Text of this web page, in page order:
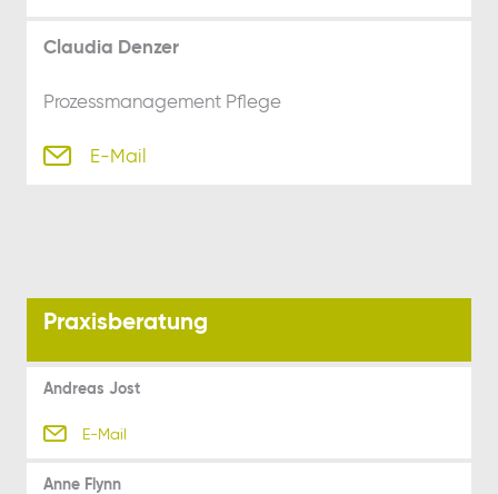
Claudia Denzer
Prozessmanagement Pflege
E-Mail
Praxisberatung
Andreas Jost
E-Mail
Anne Flynn